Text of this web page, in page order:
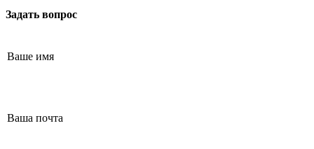
Эмбриолог
Терапевт
Транспортировка репродуктивного материала
Политика обработки персональных данных
Задать вопрос